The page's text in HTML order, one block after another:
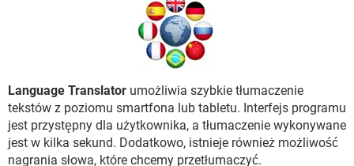
Language Translator umożliwia szybkie tłumaczenie
tekstów z poziomu smartfona lub tabletu. Interfejs programu
jest przystępny dla użytkownika, a tłumaczenie wykonywane
jest w kilka sekund. Dodatkowo, istnieje również możliwość
nagrania słowa, które chcemy przetłumaczyć.